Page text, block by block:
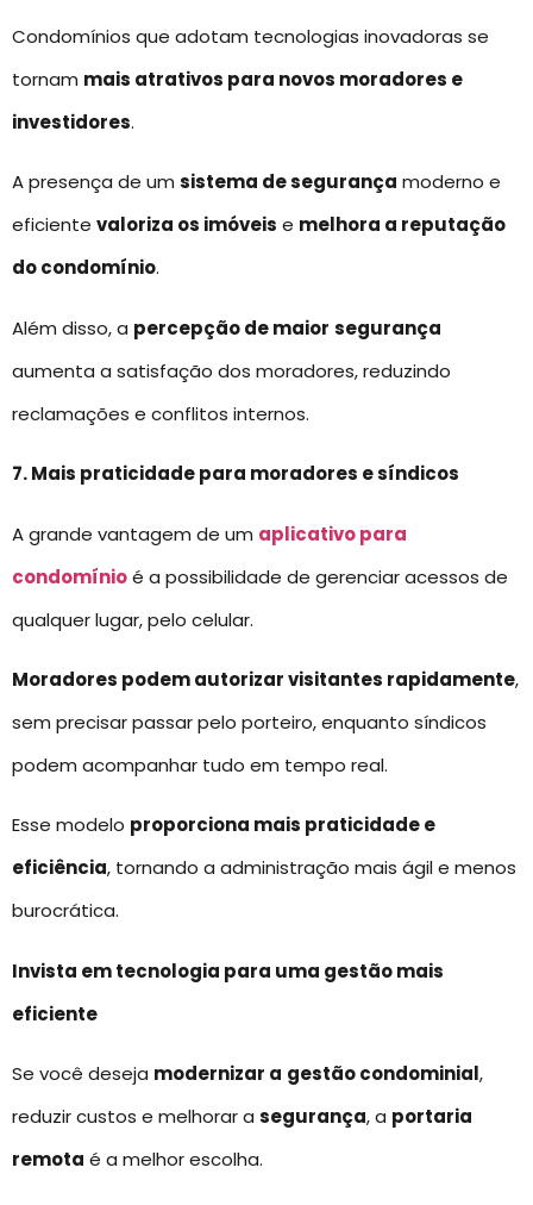
Condomínios que adotam tecnologias inovadoras se
tornam mais atrativos para novos moradores e
investidores.
A presença de um sistema de segurança moderno e
eficiente valoriza os imóveis e melhora a reputação
do condomínio.
Além disso, a percepção de maior segurança
aumenta a satisfação dos moradores, reduzindo
reclamações e conflitos internos.
7. Mais praticidade para moradores e síndicos
A grande vantagem de um aplicativo para
condomínioé a possibilidade de gerenciar acessos de
qualquer lugar, pelo celular.
Moradores podem autorizar visitantes rapidamente,
sem precisar passar pelo porteiro, enquanto síndicos
podem acompanhar tudo em tempo real.
Esse modelo proporciona mais praticidade e
eficiência, tornando a administração mais ágil e menos
burocrática.
Invista em tecnologia para uma gestão mais
eficiente
Se você deseja modernizar a gestão condominial,
reduzir custos e melhorar a segurança, a portaria
remota é a melhor escolha.